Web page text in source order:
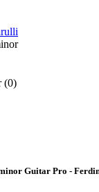
(0)
Guitar Pro -